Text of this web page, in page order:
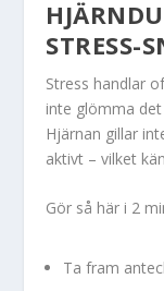
STRESS-
Stress handlar
inte glömma det
Hjärnan gillar
aktivt – vilket
Gör så här i 2
Ta fram